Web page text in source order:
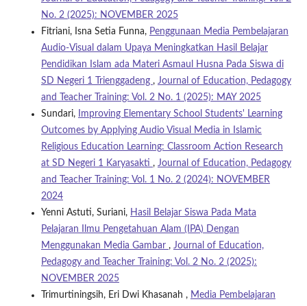
No. 2 (2025): NOVEMBER 2025
Fitriani, Isna Setia Funna, Penggunaan Media Pembelajaran
Audio-Visual dalam Upaya Meningkatkan Hasil Belajar
Pendidikan Islam ada Materi Asmaul Husna Pada Siswa di
SD Negeri 1 Trienggadeng , Journal of Education, Pedagogy
and Teacher Training: Vol. 2 No. 1 (2025): MAY 2025
Sundari,
Improving Elementary School Students' Learning
Outcomes by Applying Audio Visual Media in Islamic
Religious Education Learning: Classroom Action Research
at SD Negeri 1 Karyasakti , Journal of Education, Pedagogy
and Teacher Training: Vol. 1 No. 2 (2024): NOVEMBER
2024
Yenni Astuti, Suriani, Hasil Belajar Siswa Pada Mata
Pelajaran Ilmu Pengetahuan Alam (IPA) Dengan
Menggunakan Media Gambar , Journal of Education,
Pedagogy and Teacher Training: Vol. 2 No. 2 (2025):
NOVEMBER 2025
Trimurtiningsih, Eri Dwi Khasanah , Media Pembelajaran